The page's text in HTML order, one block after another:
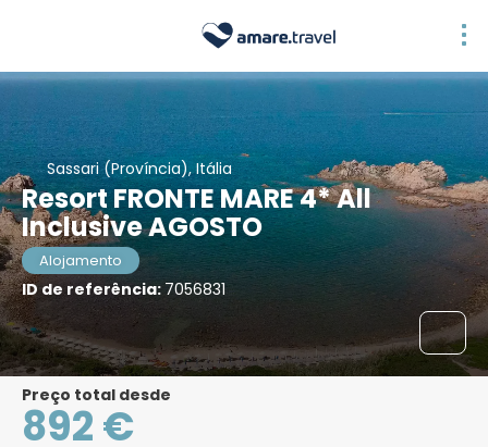
Sassari (Província), Itália
Resort FRONTE MARE 4* All
Inclusive AGOSTO
Alojamento
ID de referência: 7056831
Preço total desde
892 €